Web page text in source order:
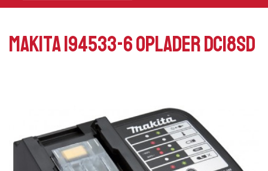
Makita 194533-6 Oplader DC18SD